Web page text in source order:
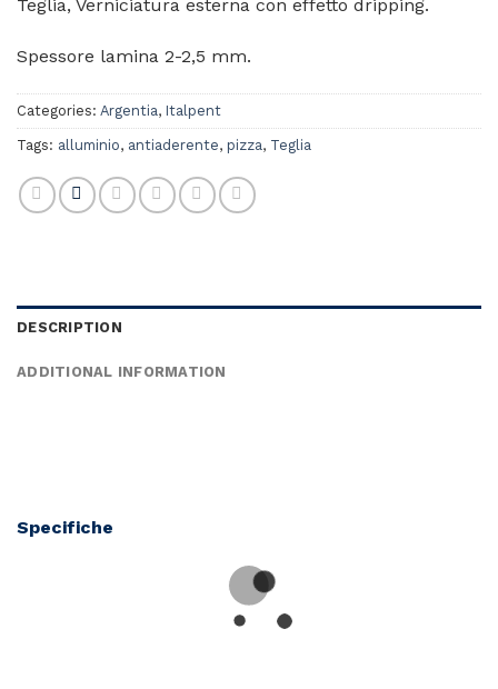
Teglia, Verniciatura esterna con effetto dripping.
Spessore lamina 2-2,5 mm.
Categories: Argentia, Italpent
Tags: alluminio, antiaderente, pizza, Teglia
DESCRIPTION
ADDITIONAL INFORMATION
Specifiche